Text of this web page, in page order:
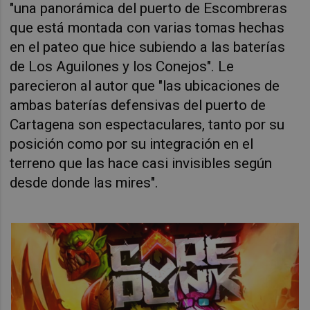
"una panorámica del puerto de Escombreras
que está montada con varias tomas hechas
en el pateo que hice subiendo a las baterías
de Los Aguilones y los Conejos". Le
parecieron al autor que "las ubicaciones de
ambas baterías defensivas del puerto de
Cartagena son espectaculares, tanto por su
posición como por su integración en el
terreno que las hace casi invisibles según
desde donde las mires".